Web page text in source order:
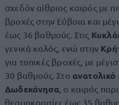
σχεδόν αίθριος καιρός με
βροχές στην Εύβοια και
έως 36 βαθμούς. Στις
γενικά καλός, ενώ στην
για τοπικές βροχές, με
30 βαθμούς. Στο ανατολικό
Δωδεκάνησα , ο καιρός
θερμοκρασίες έως 35